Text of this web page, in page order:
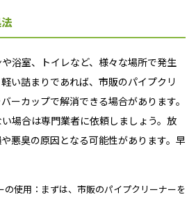
浴室、トイレなど、様々な場所で発生
い詰まりであれば、市販のパイプクリ
ーカップで解消できる場合があります。
場合は専門業者に依頼しましょう。放
悪臭の原因となる可能性があります。早
の使用：まずは、市販のパイプクリーナーを